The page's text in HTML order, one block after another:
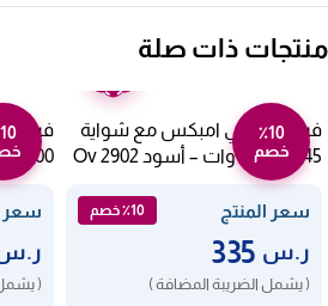
منتجات ذات صلة
٪10
خصم
فرن كهربائي امبكس مع شواية
45 لتر 1800 وات – أسود Ov 2902
سعر المنتج ٪10 خصم
ر.س
( يشمل الضريبة المضافة )
2000 وات فضي Ro-60eos
سعر
(